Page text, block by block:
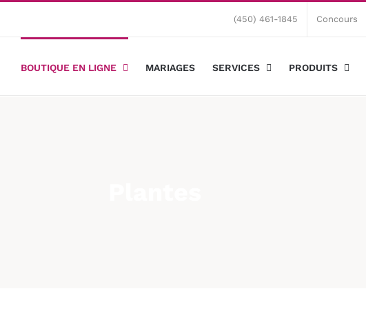
(450) 461-1845 Concours
BOUTIQUE EN LIGNE MARIAGES SERVICES PRODUITS